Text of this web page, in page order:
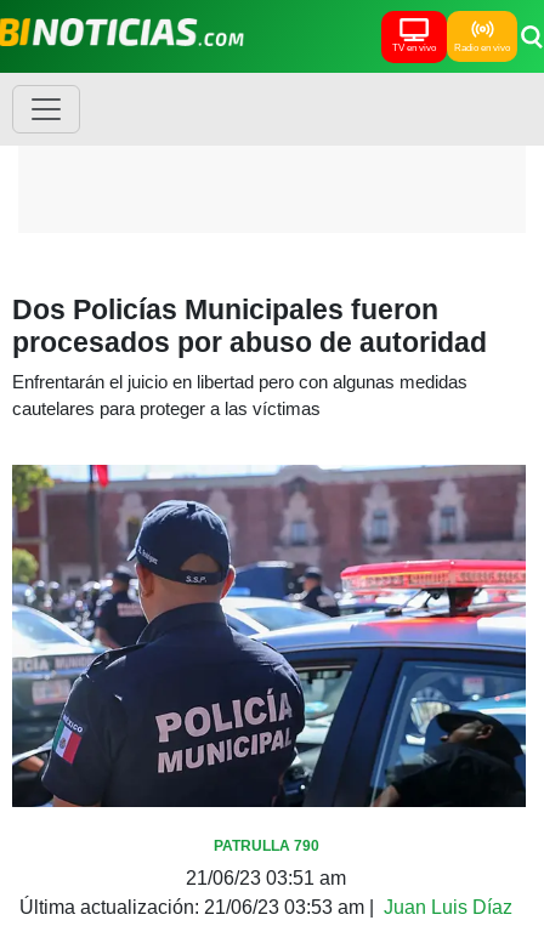
TV en vivo Radio en vivo
Dos Policías Municipales fueron
procesados por abuso de autoridad
Enfrentarán el juicio en libertad pero con algunas medidas
cautelares para proteger a las víctimas
PATRULLA 790
21/06/23 03:51 am
Última actualización: 21/06/23 03:53 am Juan Luis Díaz